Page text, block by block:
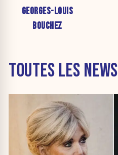
GEORGES-LOUIS
BOUCHEZ
TOUTES LES NEWS